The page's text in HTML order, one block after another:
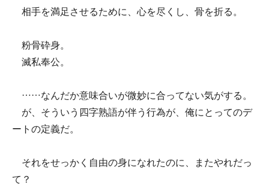
相手を満足させるために、心を尽くし、骨を折る。
粉骨砕身。
滅私奉公。
……なんだか意味合いが微妙に合ってない気がする。
が、そういう四字熟語が伴う行為が、俺にとってのデ
ートの定義だ。
それをせっかく自由の身になれたのに、またやれだっ
て？